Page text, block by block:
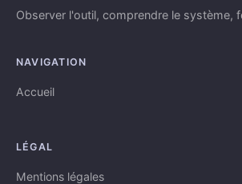
Observer l'outil, comprendre le système,
NAVIGATION
Accueil
LÉGAL
Mentions légales